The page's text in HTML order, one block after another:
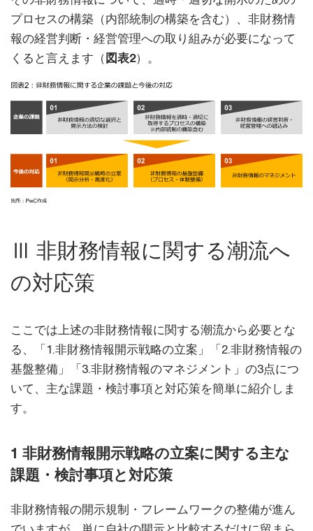
プロセスの構築（内部統制の構築を含む）、非財務情
報の経営判断・経営管理への取り組みが必要になって
くると言えます（ 図表2）。
Ⅲ 非財務情報に関する潮流へ
の対応策
ここでは上述の非財務情報に関する潮流から必要とな
る、「1.非財務情報開示戦略の立案」「2.非財務情報の
基盤整備」「3.非財務情報のマネジメント」の3点につ
いて、主な課題・検討事項と対応策を簡単に紹介しま
す。
1 非財務情報開示戦略の立案に関する主な
課題・検討事項と対応策
非財務情報の開示規制・フレームワークの整備が進ん